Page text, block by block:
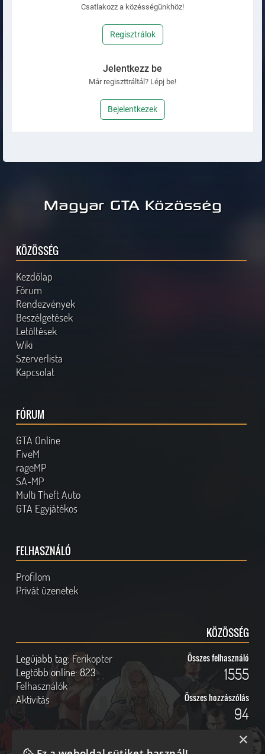
Csatlakozz a közésségünkhöz!
Regisztrálok
Jelentkezz be
Már regiszttráltál? Lépj be!
Bejelentkezek
Magyar GTA Közösség
KÖZÖSSÉG
Kezdőlap
Fórum
Rendezvények
Beszélgetések
Letöltések
Wiki
Szerverlista
Kapcsolat
FÓRUM
GTA Online
FiveM
rageMP
SA-MP
Multi Theft Auto
GTA Egyjátékos
FELHASZNÁLÓ
Profilom
Privát üzenetek
KÖZÖSSÉG
Legújabb tag:Ferikopter
Legtöbb online:823
Felhasználók
Aktivitás
Összes felhasználó
1555
Összes hozzászólás
94
×